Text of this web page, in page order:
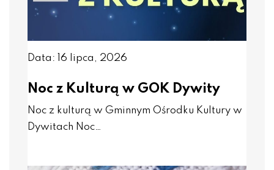
Data: 16 lipca, 2026
Noc z Kulturą w GOK Dywity
Noc z kulturą w Gminnym Ośrodku Kultury w
Dywitach Noc…